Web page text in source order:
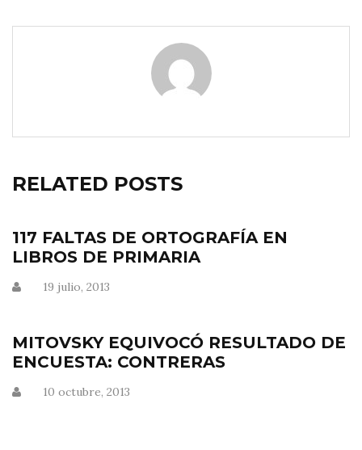
RELATED POSTS
117 FALTAS DE ORTOGRAFÍA EN
LIBROS DE PRIMARIA
19 julio, 2013
MITOVSKY EQUIVOCÓ RESULTADO DE
ENCUESTA: CONTRERAS
10 octubre, 2013